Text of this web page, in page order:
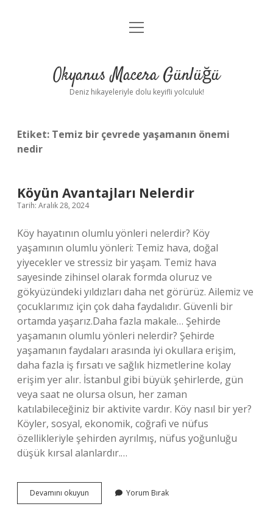
Anasayfa
Yasal Uyarı
menüyü
Okyanus Macera Günlüğü
Deniz hikayeleriyle dolu keyifli yolculuk!
Etiket: Temiz bir çevrede yaşamanın önemi
nedir
Köyün Avantajları Nelerdir
Tarih: Aralık 28, 2024
Köy hayatının olumlu yönleri nelerdir? Köy
yaşamının olumlu yönleri: Temiz hava, doğal
yiyecekler ve stressiz bir yaşam. Temiz hava
sayesinde zihinsel olarak formda oluruz ve
gökyüzündeki yıldızları daha net görürüz. Ailemiz ve
çocuklarımız için çok daha faydalıdır. Güvenli bir
ortamda yaşarız.Daha fazla makale… Şehirde
yaşamanın olumlu yönleri nelerdir? Şehirde
yaşamanın faydaları arasında iyi okullara erişim,
daha fazla iş fırsatı ve sağlık hizmetlerine kolay
erişim yer alır. İstanbul gibi büyük şehirlerde, gün
veya saat ne olursa olsun, her zaman
katılabileceğiniz bir aktivite vardır. Köy nasıl bir yer?
Köyler, sosyal, ekonomik, coğrafi ve nüfus
özellikleriyle şehirden ayrılmış, nüfus yoğunluğu
düşük kırsal alanlardır.…
Devamını okuyun
Avantajları
Yorum Bırak